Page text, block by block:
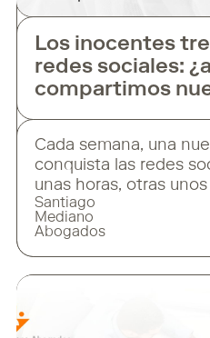
Los inocentes
redes sociales:
compartimos
Cada semana, una
conquista las redes
unas horas, otras
comparten un mismo
instantánea y la
Santiago
Mediano
Abogados